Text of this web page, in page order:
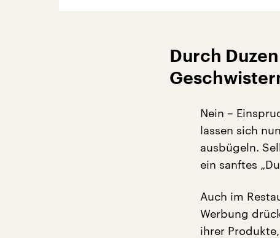
Durch
Nein –
lassen sich
ausbügeln.
ein sanftes
Auch im
Werbung
ihrer